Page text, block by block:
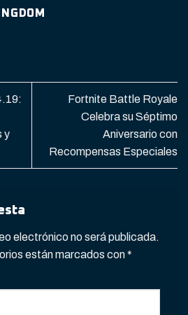
y
Fortnite Battle Royale
Celebra su Séptimo
Aniversario con
Recompensas Especiales
electrónico no será publicada.
están marcados con*